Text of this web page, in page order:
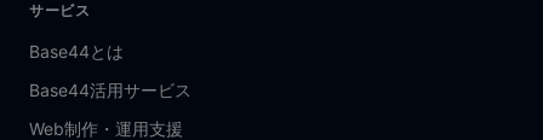
サービス
Base44とは
Base44活用サービス
Web制作・運用支援